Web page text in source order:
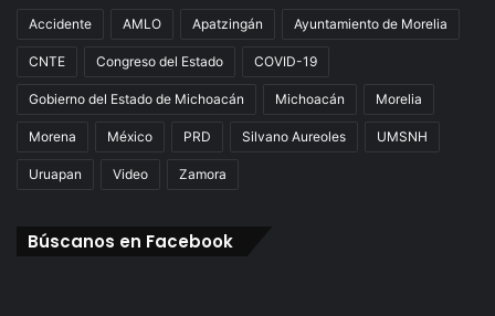
Accidente AMLO Apatzingán Ayuntamiento de Morelia
CNTE Congreso del Estado COVID-19
Gobierno del Estado de Michoacán Michoacán Morelia
Morena México PRD Silvano Aureoles UMSNH
Uruapan Video Zamora
Búscanos en Facebook